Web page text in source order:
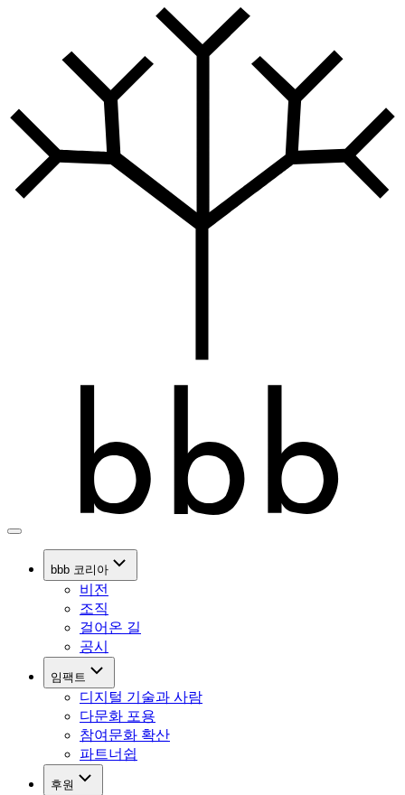
bbb 코리아
비전
조직
걸어온 길
공시
임팩트
디지털 기술과 사람
다문화 포용
참여문화 확산
파트너쉽
후원